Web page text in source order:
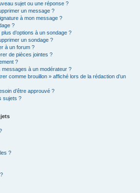
sujet ou une réponse ?
un message ?
à mon message ?
?
d’options à un sondage ?
un sondage ?
à un forum ?
de pièces jointes ?
?
à un modérateur ?
comme brouillon » affiché lors de la rédaction d’un
d’être approuvé ?
sujets ?
?